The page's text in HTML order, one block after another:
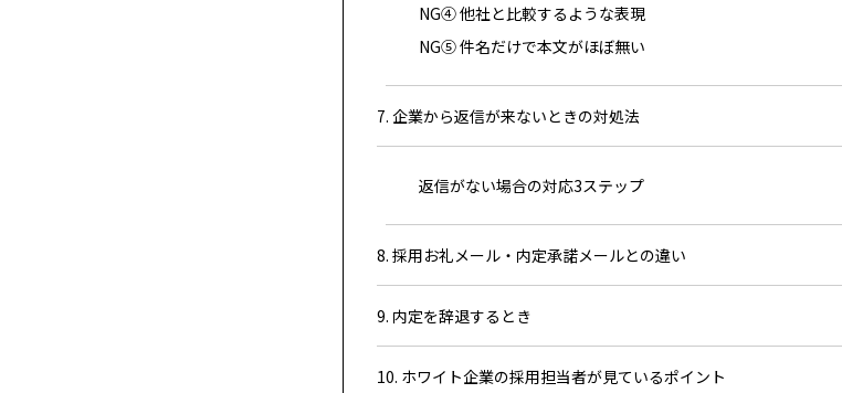
NG④ 他社と比較するような表現
NG⑤ 件名だけで本文がほぼ無い
7. 企業から返信が来ないときの対処法
返信がない場合の対応3ステップ
8. 採用お礼メール・内定承諾メールとの違い
9. 内定を辞退するとき
10. ホワイト企業の採用担当者が見ているポイント